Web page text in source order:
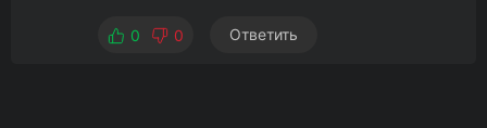
0 0 Ответить